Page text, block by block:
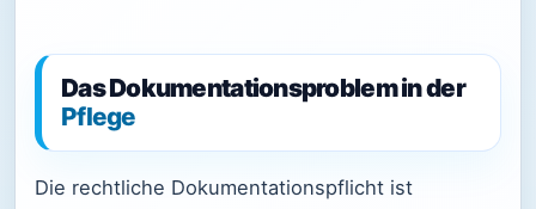
Das Dokumentationsproblem in der
Pflege
Die rechtliche Dokumentationspflicht ist